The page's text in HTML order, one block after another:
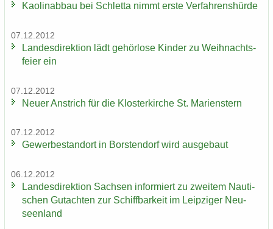
Kao­lin­ab­bau bei Schlet­ta nimmt erste Ver­fah­rens­hür­de
07.12.2012
Lan­des­di­rek­ti­on lädt ge­hör­lo­se Kin­der zu Weih­nachts­
fei­er ein
07.12.2012
Neuer An­strich für die Klos­ter­kir­che St. Ma­ri­enstern
07.12.2012
Ge­wer­be­stand­ort in Bors­ten­dorf wird aus­ge­baut
06.12.2012
Lan­des­di­rek­ti­on Sach­sen in­for­miert zu zwei­tem Nau­ti­
schen Gut­ach­ten zur Schiff­bar­keit im Leip­zi­ger Neu­
seen­land